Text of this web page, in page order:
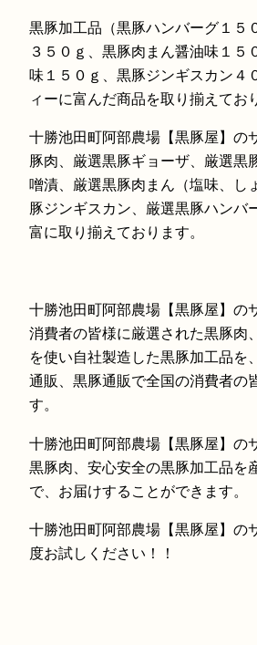
黒豚加工品（黒豚ハンバーグ１５
３５０ｇ、黒豚肉まん醤油味１５
味１５０ｇ、黒豚ジンギスカン４
ィーに富んだ商品を取り揃えてお
十勝池田町阿部農場【黒豚屋】の
豚肉、厳選黒豚ギョーザ、厳選黒
噌漬、厳選黒豚肉まん（塩味、し
豚ジンギスカン、厳選黒豚ハンバ
富に取り揃えております。
十勝池田町阿部農場【黒豚屋】の
消費者の皆様に厳選された黒豚肉
を使い自社製造した黒豚加工品を
通販、黒豚通販で全国の消費者の
す。
十勝池田町阿部農場【黒豚屋】の
黒豚肉、安心安全の黒豚加工品を
で、お届けすることができます。
十勝池田町阿部農場【黒豚屋】の
度お試しください！！